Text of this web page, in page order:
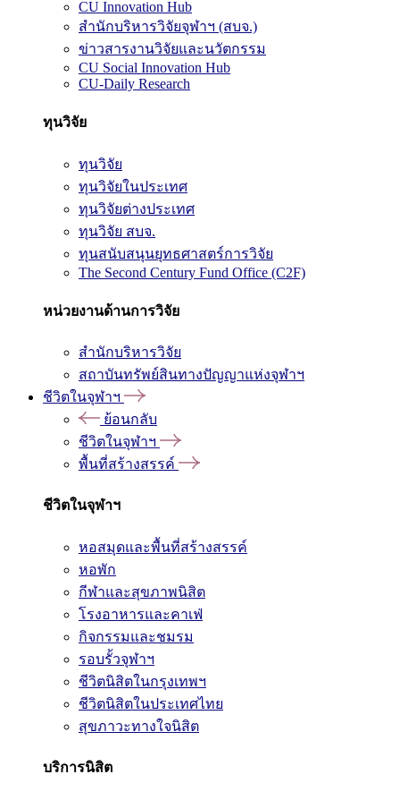
CU Innovation Hub
สำนักบริหารวิจัยจุฬาฯ (สบจ.)
ข่าวสารงานวิจัยและนวัตกรรม
CU Social Innovation Hub
CU-Daily Research
ทุนวิจัย
ทุนวิจัย
ทุนวิจัยในประเทศ
ทุนวิจัยต่างประเทศ
ทุนวิจัย สบจ.
ทุนสนับสนุนยุทธศาสตร์การวิจัย
The Second Century Fund Office (C2F)
หน่วยงานด้านการวิจัย
สำนักบริหารวิจัย
สถาบันทรัพย์สินทางปัญญาแห่งจุฬาฯ
ชีวิตในจุฬาฯ
ย้อนกลับ
ชีวิตในจุฬาฯ
พื้นที่สร้างสรรค์
ชีวิตในจุฬาฯ
หอสมุดและพื้นที่สร้างสรรค์
หอพัก
กีฬาและสุขภาพนิสิต
โรงอาหารและคาเฟ่
กิจกรรมและชมรม
รอบรั้วจุฬาฯ
ชีวิตนิสิตในกรุงเทพฯ
ชีวิตนิสิตในประเทศไทย
สุขภาวะทางใจนิสิต
บริการนิสิต